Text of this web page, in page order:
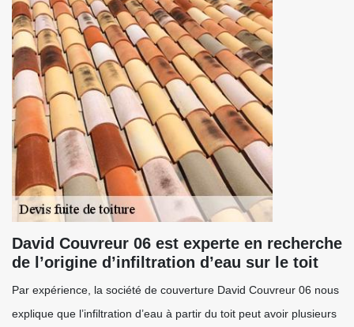
David Couvreur 06 est experte en recherche
de l’origine d’infiltration d’eau sur le toit
Par expérience, la société de couverture David Couvreur 06 nous
explique que l’infiltration d’eau à partir du toit peut avoir plusieurs